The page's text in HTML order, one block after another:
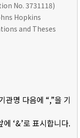
No. 3731118)
Hopkins
and Theses
관명 다음에 “,”을 기
‘&’로 표시합니다.